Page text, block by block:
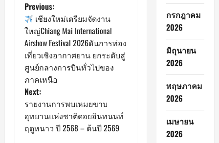
P
o
s
t
n
a
v
Previous:
เชียงใหม่เตรียมจัดงาน
ใหญ่Chiang Mai International
Airshow Festival 2026ดันการท่อง
เที่ยวเชิงอากาศยาน ยกระดับสู่
ศูนย์กลางการบินทั่วไปของ
ภาคเหนือ
Next:
รายงานการพบเหมยขาบ
อุทยานแห่งชาติดอยอินทนนท์
ฤดูหนาว ปี 2568 – ต้นปี 2569
กรกฎาคม
2026
มิถุนายน
2026
พฤษภาคม
2026
เมษายน
2026